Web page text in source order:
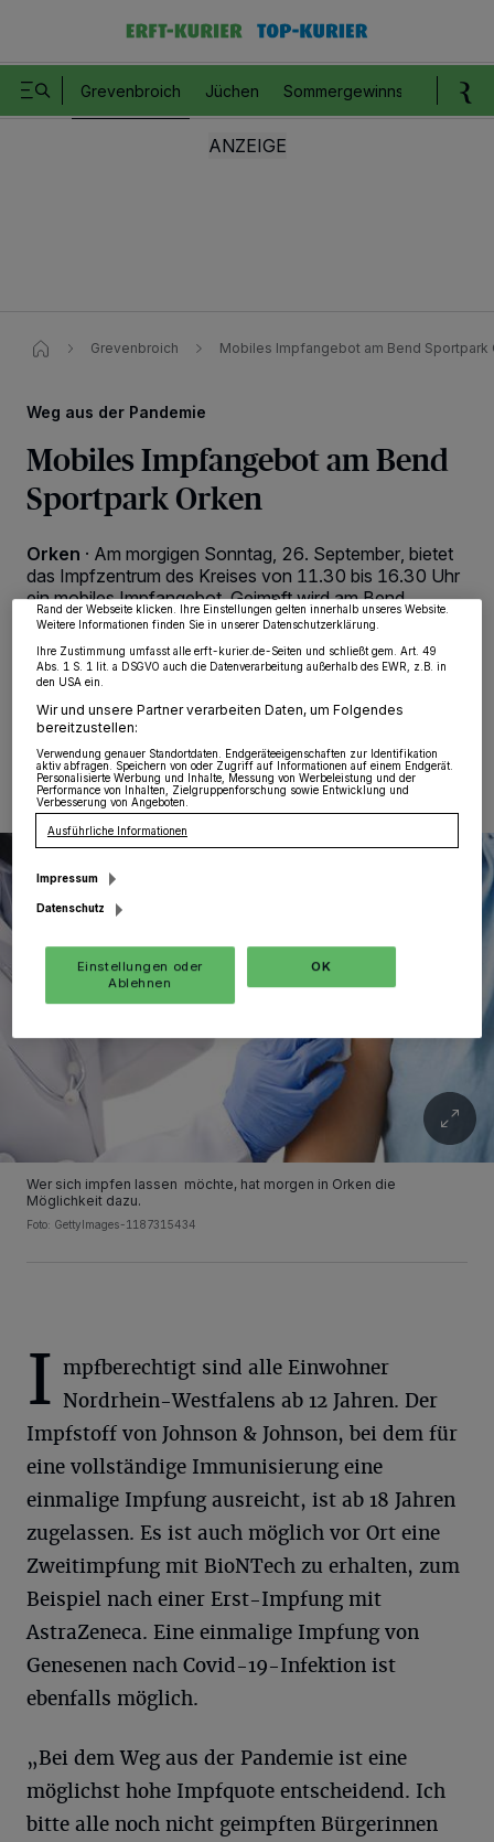
Grevenbroich Jüchen Sommergewinnspiel
Grevenbroich Mobiles Impfangebot am Bend Sportpark
Weg aus der Pandemie
Mobiles Impfangebot am Bend
Sportpark Orken
Orken · Am morgigen Sonntag, 26. September, bietet
das Impfzentrum des Kreises von 11.30 bis 16.30 Uhr
ein mobiles Impfangebot. Geimpft wird am Bend
Sportpark Orken, Zum Türling 5, Grevenbroich. Eine
vorherige Anmeldung ist nicht erforderlich.
25.09.2021 , 15:06 Uhr
Wer sich impfen lassen möchte, hat morgen in Orken die
Möglichkeit dazu.
Foto: GettyImages-1187315434
I mpfberechtigt sind alle Einwohner
Nordrhein-Westfalens ab 12 Jahren. Der
Impfstoff von Johnson & Johnson, bei dem für
eine vollständige Immunisierung eine
einmalige Impfung ausreicht, ist ab 18 Jahren
zugelassen. Es ist auch möglich vor Ort eine
Zweitimpfung mit BioNTech zu erhalten, zum
Beispiel nach einer Erst-Impfung mit
AstraZeneca. Eine einmalige Impfung von
Genesenen nach Covid-19-Infektion ist
ebenfalls möglich.
„Bei dem Weg aus der Pandemie ist eine
möglichst hohe Impfquote entscheidend. Ich
bitte alle noch nicht geimpften Bürgerinnen
Wir und unsere
-Partner speichern und greifen auf personenbezogene Daten
wie Browserdaten oder eindeutige Kennungen auf Ihrem Gerät zu. Durch Auswahl
von OK aktivieren Sie Tracking-Technologien für die unter „Wir und unsere
Zwecke. Wenn Tracker deaktiviert sind, sind manche Inhalte und Anzeigen
möglicherweise nicht mehr so relevant für Sie. Sie können dieses Menü jederzeit
wieder aufrufen, um Ihre Einstellungen zu ändern oder Ihre Einwilligung zu
widerrufen, indem Sie auf den Link Einstellungen oder Ablehnen am unteren
Rand der Webseite klicken. Ihre Einstellungen gelten innerhalb unseres Website.
Weitere Informationen finden Sie in unserer Datenschutzerklärung.
Ihre Zustimmung umfasst alle erft-kurier.de-Seiten und schließt gem. Art. 49
Abs. 1 S. 1 lit. a DSGVO auch die Datenverarbeitung außerhalb des EWR, z.B. in
den USA ein.
Wir und unsere Partner verarbeiten Daten, um Folgendes
bereitzustellen:
Verwendung genauer Standortdaten. Endgeräteeigenschaften zur Identifikation
aktiv abfragen. Speichern von oder Zugriff auf Informationen auf einem Endgerät.
Personalisierte Werbung und Inhalte, Messung von Werbeleistung und der
Performance von Inhalten, Zielgruppenforschung sowie Entwicklung und
Verbesserung von Angeboten.
Ausführliche Informationen
Impressum
Datenschutz
Einstellungen oder
Ablehnen
OK